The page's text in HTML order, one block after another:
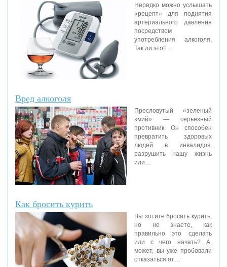
Нередко можно услышать
«рецепт» для поднятия
артериального давления
посредством
употребления алкоголя.
Так ли это?…
Вред алкоголя
Пресловутый «зеленый
змий» — серьезный
противник. Он способен
превратить здоровых
людей в инвалидов,
разрушить нашу жизнь
или…
Как бросить курить
Вы хотите бросить курить,
но не знаете, как
правильно это сделать
или с чего начать? А,
может, вы уже пробовали
отказаться от…